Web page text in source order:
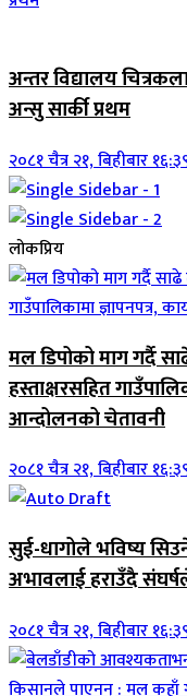
अन्तर विद्यालय
अन्सु सार्की प्रथम
२०८१ चैत्र २१, बिहीबार
लोकप्रिय
मल डिपोको माग गर्दै
हस्ताक्षरसहित
आन्दोलनको चेतावनी
२०८१ चैत्र २१, बिहीबार
सुई-धागोले भविष्य
अभावलाई हराउँदै
२०८१ चैत्र २१, बिहीबार